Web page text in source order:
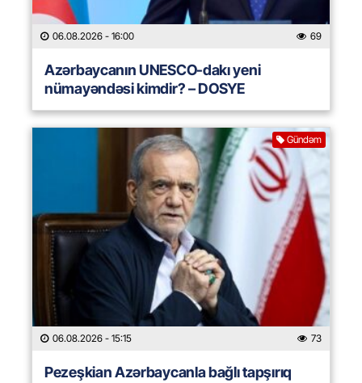
06.08.2026 - 16:00 69
Azərbaycanın UNESCO-dakı yeni
nümayəndəsi kimdir? – DOSYE
Gündəm
06.08.2026 - 15:15 73
Pezeşkian Azərbaycanla bağlı tapşırıq